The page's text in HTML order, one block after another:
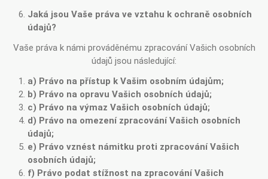
Jaká jsou Vaše práva ve vztahu k ochraně osobních
údajů?
Vaše práva k námi prováděnému zpracování Vašich osobních
údajů jsou následující:
a) Právo na přístup k Vašim osobním údajům;
b) Právo na opravu Vašich osobních údajů;
c) Právo na výmaz Vašich osobních údajů;
d) Právo na omezení zpracování Vašich osobních
údajů;
e) Právo vznést námitku proti zpracování Vašich
osobních údajů;
f) Právo podat stížnost na zpracování Vašich